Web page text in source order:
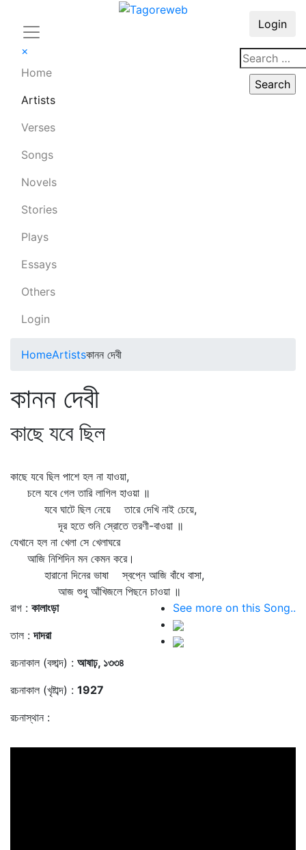
×
Home
Artists
Verses
Songs
Novels
Stories
Plays
Essays
Others
Login
Login
HomeArtistsকানন দেবী
কানন দেবী
কাছে যবে ছিল
কাছে যবে ছিল পাশে হল না যাওয়া,
চলে যবে গেল তারি লাগিল হাওয়া ॥
যবে ঘাটে ছিল নেয়ে তারে দেখি নাই চেয়ে,
দূর হতে শুনি স্রোতে তরণী-বাওয়া ॥
যেখানে হল না খেলা সে খেলাঘরে
আজি নিশিদিন মন কেমন করে।
হারানো দিনের ভাষা স্বপ্নে আজি বাঁধে বাসা,
আজ শুধু আঁখিজলে পিছনে চাওয়া ॥
রাগ : কালাংড়া
তাল :দাদরা
রচনাকাল (বঙ্গাব্দ) : আষাঢ়, ১৩৩৪
রচনাকাল (খৃষ্টাব্দ) : 1927
রচনাস্থান :
See more on this Song..